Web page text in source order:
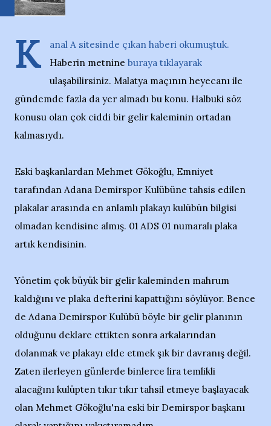
K
anal A sitesinde çıkan haberi okumuştuk.
Haberin metnine buraya tıklayarak
ulaşabilirsiniz. Malatya maçının heyecanı ile
gündemde fazla da yer almadı bu konu. Halbuki söz
konusu olan çok ciddi bir gelir kaleminin ortadan
kalmasıydı.
Eski başkanlardan Mehmet Gökoğlu, Emniyet
tarafından Adana Demirspor Kulübüne tahsis edilen
plakalar arasında en anlamlı plakayı kulübün bilgisi
olmadan kendisine almış. 01 ADS 01 numaralı plaka
artık kendisinin.
Yönetim çok büyük bir gelir kaleminden mahrum
kaldığını ve plaka defterini kapattığını söylüyor. Bence
de Adana Demirspor Kulübü böyle bir gelir planının
olduğunu deklare ettikten sonra arkalarından
dolanmak ve plakayı elde etmek şık bir davranış değil.
Zaten ilerleyen günlerde binlerce lira temlikli
alacağını kulüpten tıkır tıkır tahsil etmeye başlayacak
olan Mehmet Gökoğlu'na eski bir Demirspor başkanı